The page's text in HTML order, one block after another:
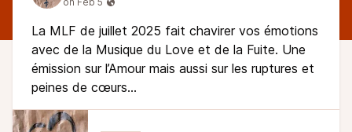
La MLF de juillet 2025 fait chavirer vos émotions
avec de la Musique du Love et de la Fuite. Une
émission sur l’Amour mais aussi sur les ruptures et
peines de cœurs…